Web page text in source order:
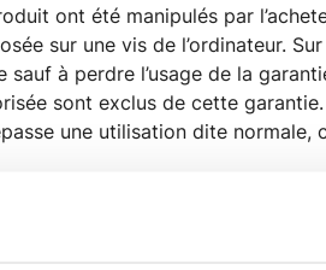
ont été manipulés par
sur une vis de l’ordinateur.
à perdre l’usage de la
sont exclus de cette garantie.
une utilisation dite
Produit par l’acheteur, ou
aux logiciels installés.